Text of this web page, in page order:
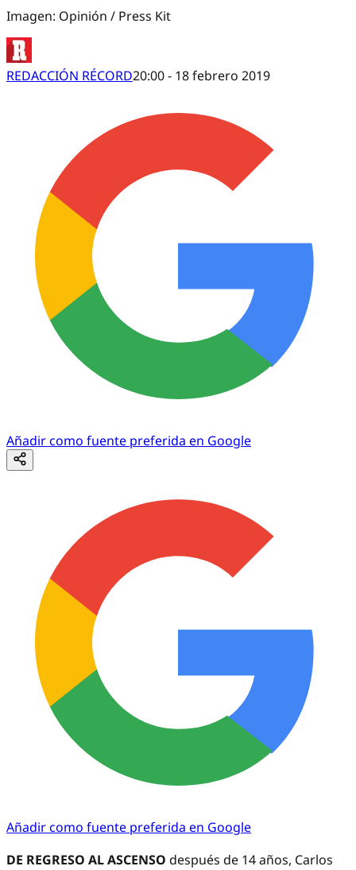
Imagen: Opinión / Press Kit
REDACCIÓN RÉCORD20:00 - 18 febrero 2019
Añadir como fuente preferida en Google
Añadir como fuente preferida en Google
DE REGRESO AL ASCENSO después de 14 años, Carlos